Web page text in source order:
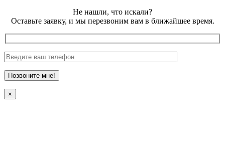
Не нашли, что искали?
Оставьте заявку, и мы перезвоним вам в ближайшее время.
×